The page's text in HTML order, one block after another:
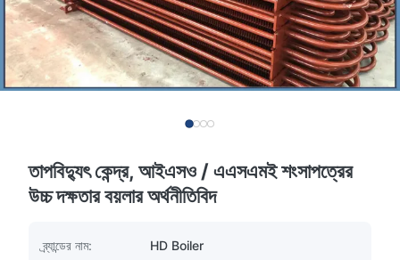
তাপবিদ্যুৎ কেন্দ্র, আইএসও / এএসএমই শংসাপত্রের
উচ্চ দক্ষতার বয়লার অর্থনীতিবিদ
ব্র্যান্ডের নাম:
HD Boiler